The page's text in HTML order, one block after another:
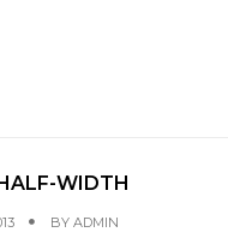
WIDTH
BY ADMIN